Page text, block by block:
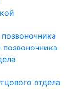
позвоночника
отдела